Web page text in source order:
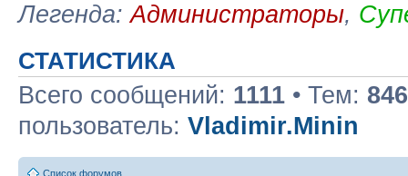
Легенда:Администраторы,
СТАТИСТИКА
Всего сообщений: 1111 • Тем: 846
пользователь: Vladimir.Minin
Список форумов